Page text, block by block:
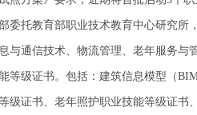
委托教育部职业技术教育中心研究
与通信技术、物流管理、老年服务与
等级证书。包括：建筑信息模型（
级证书、老年照护职业技能等级证书